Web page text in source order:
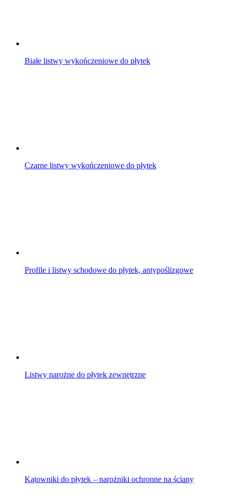
Białe listwy wykończeniowe do płytek
Czarne listwy wykończeniowe do płytek
Profile i listwy schodowe do płytek, antypoślizgowe
Listwy narożne do płytek zewnętrzne
Kątowniki do płytek – narożniki ochronne na ściany